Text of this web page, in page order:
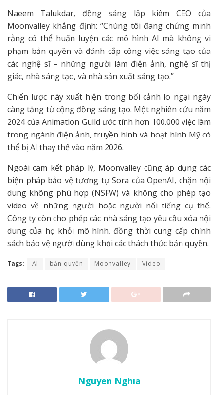
Naeem Talukdar, đồng sáng lập kiêm CEO của
Moonvalley khẳng định: “Chúng tôi đang chứng minh
rằng có thể huấn luyện các mô hình AI mà không vi
phạm bản quyền và đánh cắp công việc sáng tạo của
các nghệ sĩ – những người làm điện ảnh, nghệ sĩ thị
giác, nhà sáng tạo, và nhà sản xuất sáng tạo.”
Chiến lược này xuất hiện trong bối cảnh lo ngại ngày
càng tăng từ cộng đồng sáng tạo. Một nghiên cứu năm
2024 của Animation Guild ước tính hơn 100.000 việc làm
trong ngành điện ảnh, truyền hình và hoạt hình Mỹ có
thể bị AI thay thế vào năm 2026.
Ngoài cam kết pháp lý, Moonvalley cũng áp dụng các
biện pháp bảo vệ tương tự Sora của OpenAI, chặn nội
dung không phù hợp (NSFW) và không cho phép tạo
video về những người hoặc người nổi tiếng cụ thể.
Công ty còn cho phép các nhà sáng tạo yêu cầu xóa nội
dung của họ khỏi mô hình, đồng thời cung cấp chính
sách bảo vệ người dùng khỏi các thách thức bản quyền.
Tags: AI bản quyền Moonvalley Video
Nguyen Nghia